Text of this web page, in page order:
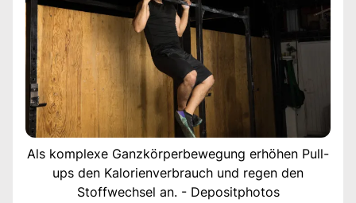
Als komplexe Ganzkörperbewegung erhöhen Pull-
ups den Kalorienverbrauch und regen den
Stoffwechsel an. - Depositphotos